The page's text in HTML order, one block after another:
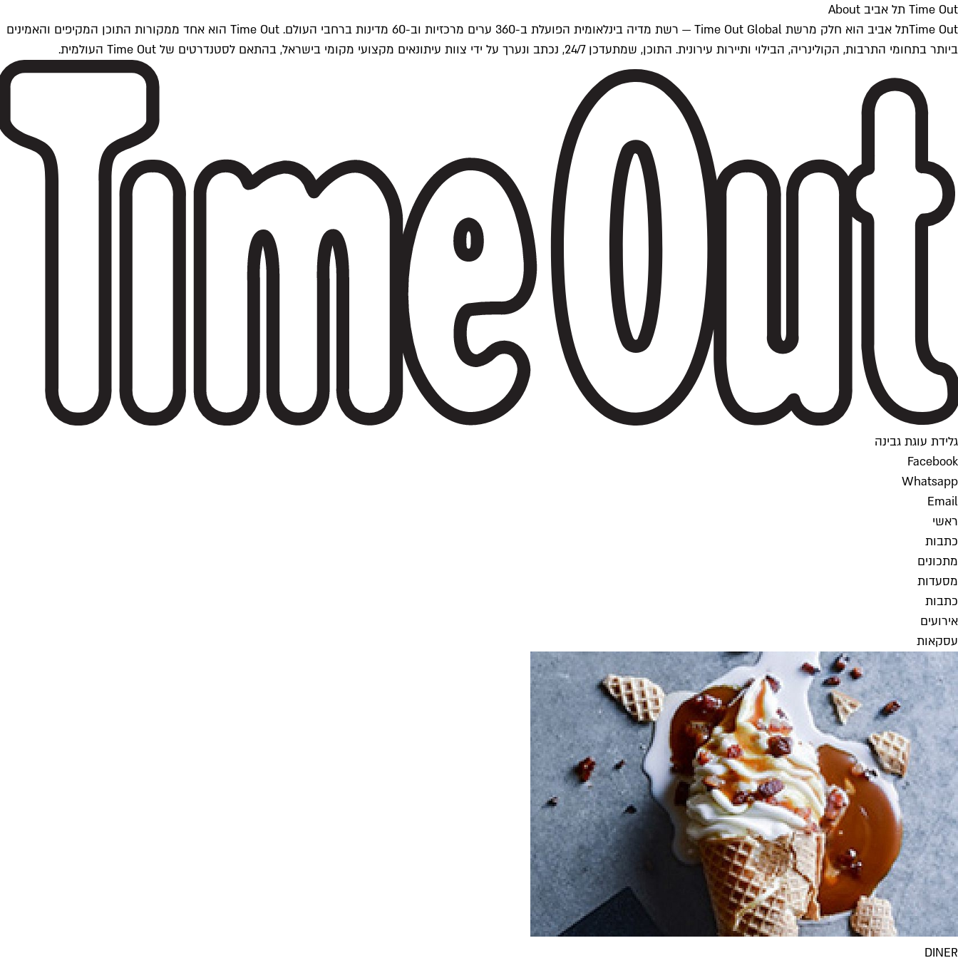
Time Out תל אביב About
Time Outתל אביב הוא חלק מרשת Time Out Global — רשת מדיה בינלאומית הפועלת ב-360 ערים מרכזיות וב-60 מדינות ברחבי העולם. Time Out הוא אחד ממקורות התוכן המקיפים והאמינים
ביותר בתחומי התרבות, הקולינריה, הבילוי ותיירות עירונית. התוכן, שמתעדכן 24/7, נכתב ונערך על ידי צוות עיתונאים מקצועי מקומי בישראל, בהתאם לסטנדרטים של Time Out העולמית.
גלידת עוגת גבינה
Facebook
Whatsapp
Email
ראשי
כתבות
מתכונים
מסעדות
כתבות
אירועים
עסקאות
DINER